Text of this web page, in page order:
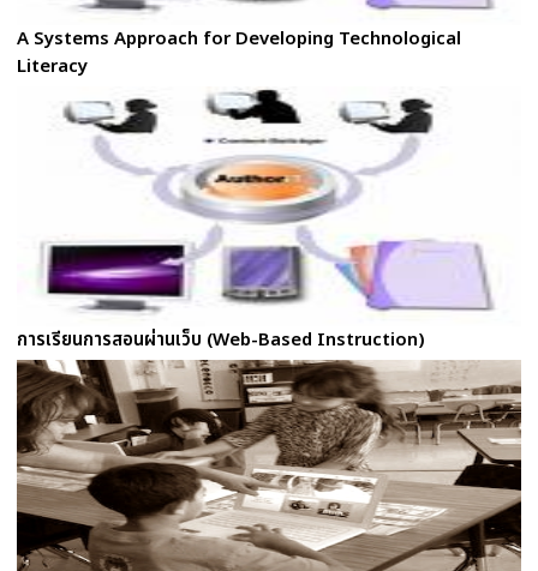
A Systems Approach for Developing Technological
Literacy
การเรียนการสอนผ่านเว็บ (Web-Based Instruction)